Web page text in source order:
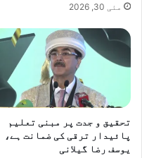
مئی 30, 2026
تحقیق و جدت پر مبنی تعلیم
پائیدار ترقی کی ضمانت ہے،
یوسف رضا گیلانی